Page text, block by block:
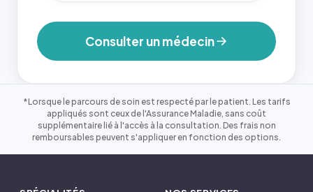
Consulter un médecin
*Lorsque le parcours de soin est respecté par le patient. Les tarifs
appliqués sont ceux de l'Assurance Maladie, sans coût
supplémentaire lié à l'accès à la consultation. Des frais non
remboursables peuvent s'appliquer en fonction des options.